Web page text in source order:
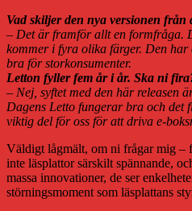
Vad skiljer den nya versionen från
– Det är framför allt en formfråga.
kommer i fyra olika färger. Den har
bra för storkonsumenter.
Letton fyller fem år i år. Ska ni
– Nej, syftet med den här releasen
Dagens Letto fungerar bra och det
viktig del för oss för att driva e-
Väldigt lågmält, om ni frågar mig –
inte läsplattor särskilt spännande,
massa innovationer, de ser
störningsmoment som läsplattans